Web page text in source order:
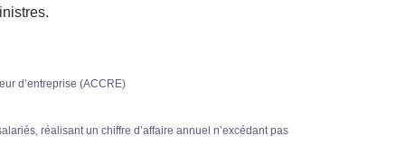
d’entreprise (ACCRE)
réalisant un chiffre d’affaire annuel n’excédant pas